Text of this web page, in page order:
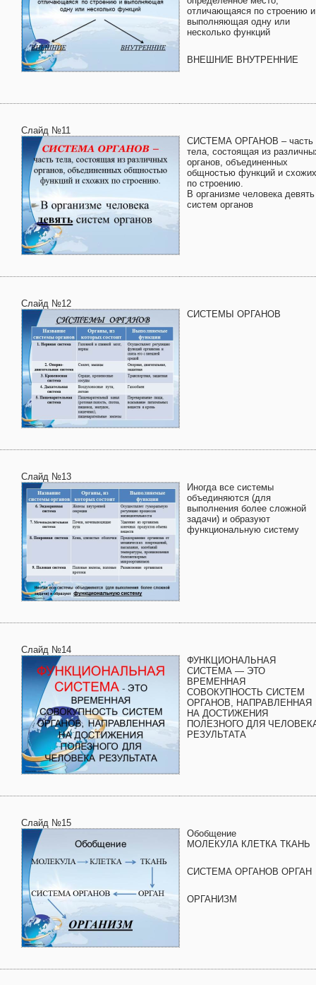
отличающаяся по строению и
выполняющая одну или
несколько функций
ВНЕШНИЕ ВНУТРЕННИЕ
Слайд №11
СИСТЕМА ОРГАНОВ – часть
тела, состоящая из
органов, объединенных
общностью функций и схожих
по строению.
В организме человека девять
систем органов
Слайд №12
СИСТЕМЫ ОРГАНОВ
Слайд №13
Иногда все системы
объединяются (для
выполнения более сложной
задачи) и образуют
функциональную систему
Слайд №14
ФУНКЦИОНАЛЬНАЯ
СИСТЕМА — ЭТО
ВРЕМЕННАЯ
СОВОКУПНОСТЬ СИСТЕМ
ОРГАНОВ, НАПРАВЛЕННАЯ
НА ДОСТИЖЕНИЯ
ПОЛЕЗНОГО ДЛЯ
РЕЗУЛЬТАТА
Слайд №15
Обобщение
МОЛЕКУЛА КЛЕТКА ТКАНЬ
СИСТЕМА ОРГАНОВ ОРГАН
ОРГАНИЗМ